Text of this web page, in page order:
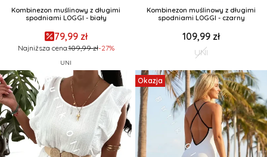
Kombinezon muślinowy z długimi
spodniami LOGGI - biały
79,99 zł
Najniższa cena:109,99 zł-27%
UNI
Kombinezon muślinowy z długimi
spodniami LOGGI - czarny
109,99 zł
UNI
Okazja